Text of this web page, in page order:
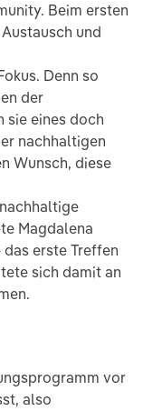
Beim ersten
und
Denn so
der
sie eines doch
nachhaltigen
Wunsch, diese
Magdalena
das erste Treffen
sich damit an
vor
also